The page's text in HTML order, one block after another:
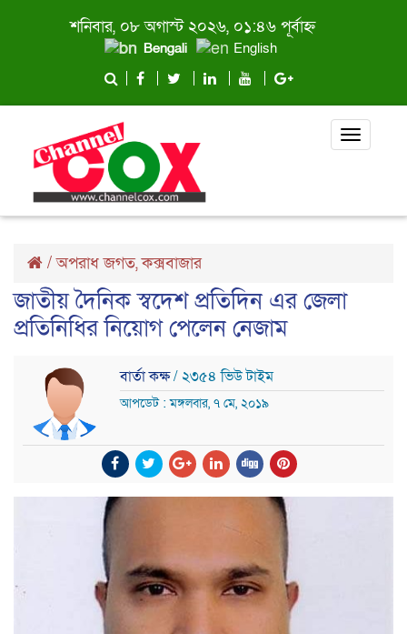
শনিবার, ০৮ অগাস্ট ২০২৬, ০১:৪৬ পূর্বাহ্ন
Bengali English
Toggle
/অপরাধ জগত,কক্সবাজার
জাতীয় দৈনিক স্বদেশ প্রতিদিন এর জেলা
প্রতিনিধির নিয়োগ পেলেন নেজাম
বার্তা কক্ষ/ ২৩৫৪ ভিউ টাইম
আপডেট : মঙ্গলবার, ৭ মে, ২০১৯